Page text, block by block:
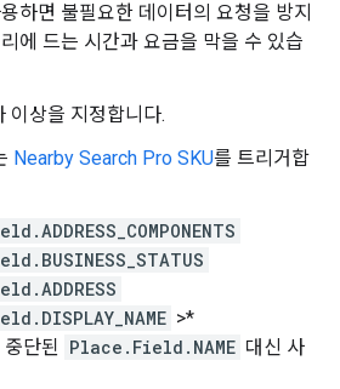
하면 불필요한 데이터의 요청을 방지
에 드는 시간과 요금을 막을 수 있습
이상을 지정합니다.
Nearby Search Pro SKU를 트리거합
>*
단된 Place.Field.NAME 대신 사